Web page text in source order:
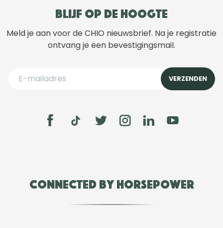
Blijf op de hoogte
Meld je aan voor de CHIO nieuwsbrief. Na je registratie
ontvang je een bevestigingsmail.
Connected by Horsepower